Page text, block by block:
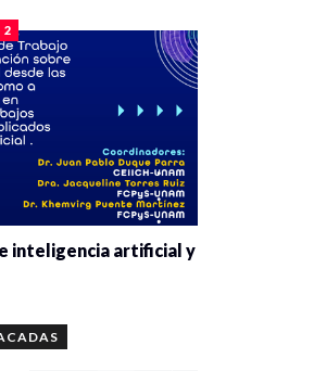
2
inteligencia artificial y